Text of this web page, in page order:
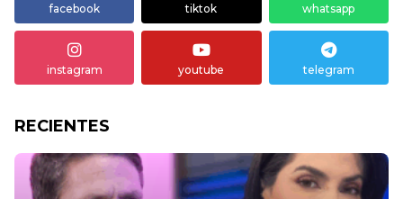
facebook tiktok whatsapp
instagram youtube telegram
RECIENTES